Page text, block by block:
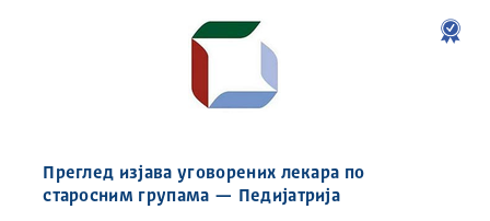
Преглед изјава уговорених лекара по
старосним групама — Педијатрија